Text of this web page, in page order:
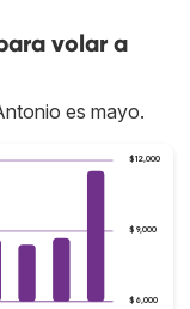
volar a
es mayo.
$6,000
$9,000
$12,000